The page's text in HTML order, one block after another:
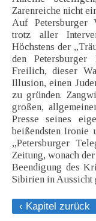
Zarenreiche nicht
Auf Petersburger
trotz aller
Höchstens der
den
Freilich, dieser
Illusion, einen
zu gründen.
großen,
Presse seines
beißendsten Ironie
„Petersburger
Zeitung, wonach
Beendigung des
Sibirien in Aussicht
‹ Kapitel zurück